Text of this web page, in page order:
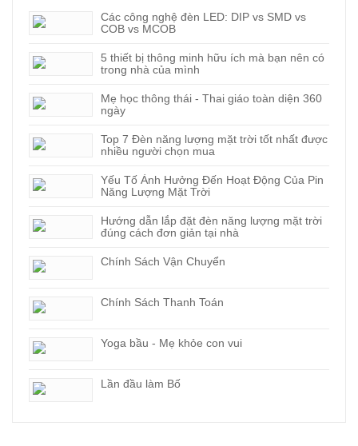
Các công nghệ đèn LED: DIP vs SMD vs
COB vs MCOB
5 thiết bị thông minh hữu ích mà bạn nên có
trong nhà của mình
Mẹ học thông thái - Thai giáo toàn diện 360
ngày
Top 7 Đèn năng lượng mặt trời tốt nhất được
nhiều người chọn mua
Yếu Tố Ảnh Hưởng Đến Hoạt Động Của Pin
Năng Lượng Mặt Trời
Hướng dẫn lắp đặt đèn năng lượng mặt trời
đúng cách đơn giản tại nhà
Chính Sách Vận Chuyển
Chính Sách Thanh Toán
Yoga bầu - Mẹ khỏe con vui
Lần đầu làm Bố